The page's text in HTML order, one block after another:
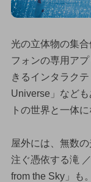
光の立体物の集
フォンの専用ア
きるインタラク
Universe」など
トの世界と一体
屋外には、無数
注ぐ憑依する滝
from the Sky」も